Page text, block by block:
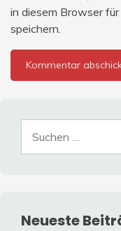
in diesem Browser
speichern.
nach:
Neueste